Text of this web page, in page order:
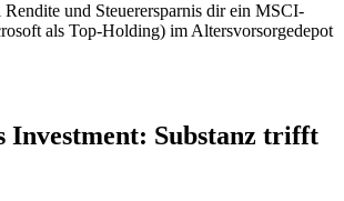
und Steuerersparnis dir ein MSCI-
als Top-Holding) im Altersvorsorgedepot
Investment: Substanz trifft